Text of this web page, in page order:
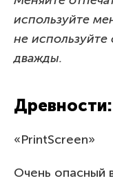
используйте
не
дважды.
Древности:
«PrintScreen»
Очень опасный